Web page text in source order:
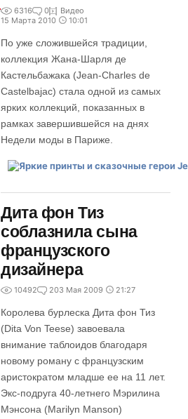
6316 0
Видео
15 Марта 2010
10:01
По уже сложившейся традиции,
коллекция Жана-Шарля де
Кастельбажака (Jean-Charles de
Castelbajac) стала одной из самых
ярких коллекций, показанных в
рамках завершившейся на днях
Недели моды в Париже.
Дита фон Тиз
соблазнила сына
французского
дизайнера
10492 203 Мая 2009 21:27
Королева бурлеска Дита фон Тиз
(Dita Von Teese) завоевала
внимание таблоидов благодаря
новому роману с французским
аристократом младше ее на 11 лет.
Экс-подруга 40-летнего Мэрилина
Мэнсона (Marilyn Manson)